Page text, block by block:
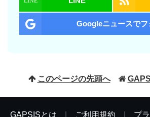
Googleニュースでフ
このページの先頭へ
GAPSISとは ご利用規約 プ